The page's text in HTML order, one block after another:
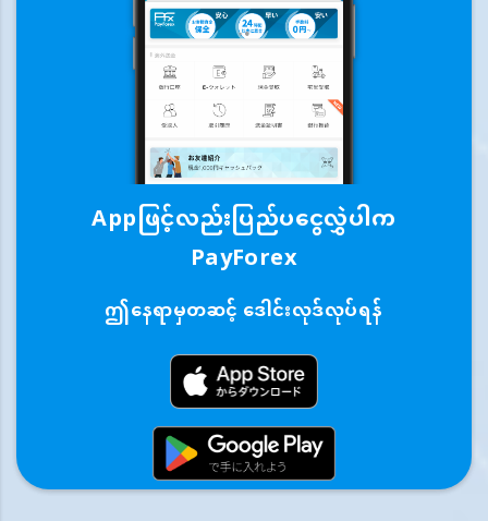
Appဖြင့်လည်းပြည်ပငွေလွှဲပါက
PayForex
ဤနေရာမှတဆင့် ဒေါင်းလုဒ်လုပ်ရန်